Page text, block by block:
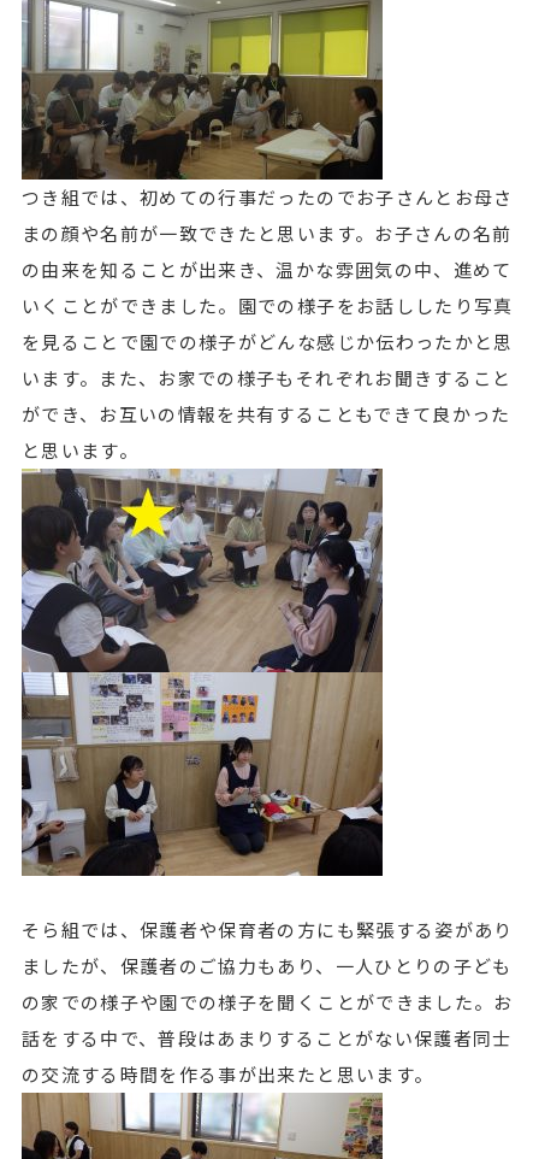
つき組では、初めての行事だったのでお子さんとお母さ
まの顔や名前が一致できたと思います。お子さんの名前
の由来を知ることが出来き、温かな雰囲気の中、進めて
いくことができました。園での様子をお話ししたり写真
を見ることで園での様子がどんな感じか伝わったかと思
います。また、お家での様子もそれぞれお聞きすること
ができ、お互いの情報を共有することもできて良かった
と思います。
そら組では、保護者や保育者の方にも緊張する姿があり
ましたが、保護者のご協力もあり、一人ひとりの子ども
の家での様子や園での様子を聞くことができました。お
話をする中で、普段はあまりすることがない保護者同士
の交流する時間を作る事が出来たと思います。